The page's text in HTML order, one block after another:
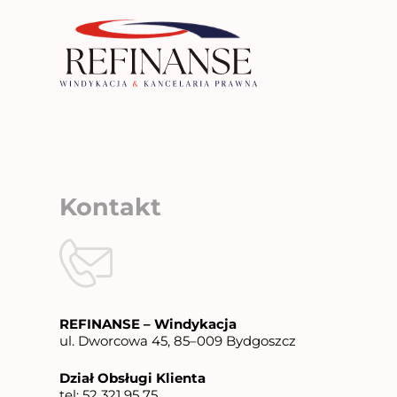
Kontakt
REFINANSE – Windykacja
ul. Dworcowa 45, 85–009 Bydgoszcz
Dział Obsługi Klienta